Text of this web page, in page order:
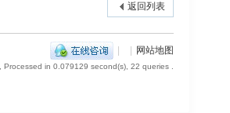
返回列表
| | 网站地图
, Processed in 0.079129 second(s), 22 queries .